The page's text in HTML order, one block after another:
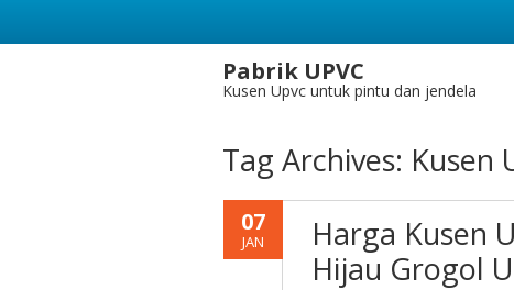
Pabrik UPVC
Kusen Upvc untuk pintu dan jendela
Tag Archives: Kusen
07
JAN
Harga Kusen
Hijau Grogol